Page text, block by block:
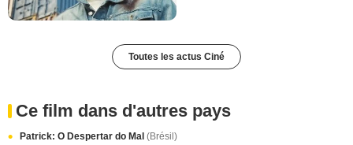
Toutes les actus Ciné
Ce film dans d'autres pays
Patrick: O Despertar do Mal (Brésil)